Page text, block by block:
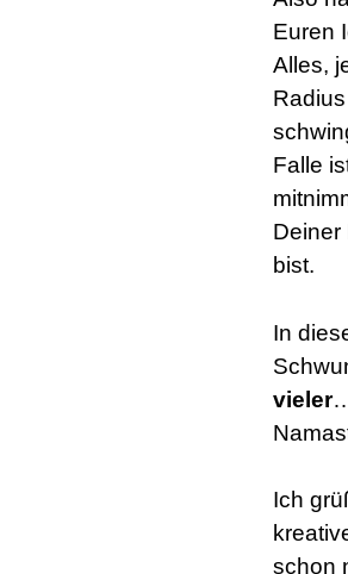
Euren
Alles,
Falle
Deiner
bist.
In
vieler
Ich
schon